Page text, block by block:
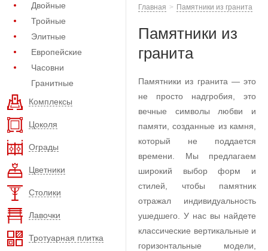
Двойные
Тройные
Элитные
Европейские
Часовни
Гранитные
Комплексы
Цоколя
Ограды
Цветники
Столики
Лавочки
Тротуарная плитка
Главная Памятники из гранита
Памятники из
гранита
Памятники из гранита — это
не просто надгробия, это
вечные символы любви и
памяти, созданные из камня,
который не поддается
времени. Мы предлагаем
широкий выбор форм и
стилей, чтобы памятник
отражал индивидуальность
ушедшего. У нас вы найдете
классические вертикальные и
горизонтальные модели,